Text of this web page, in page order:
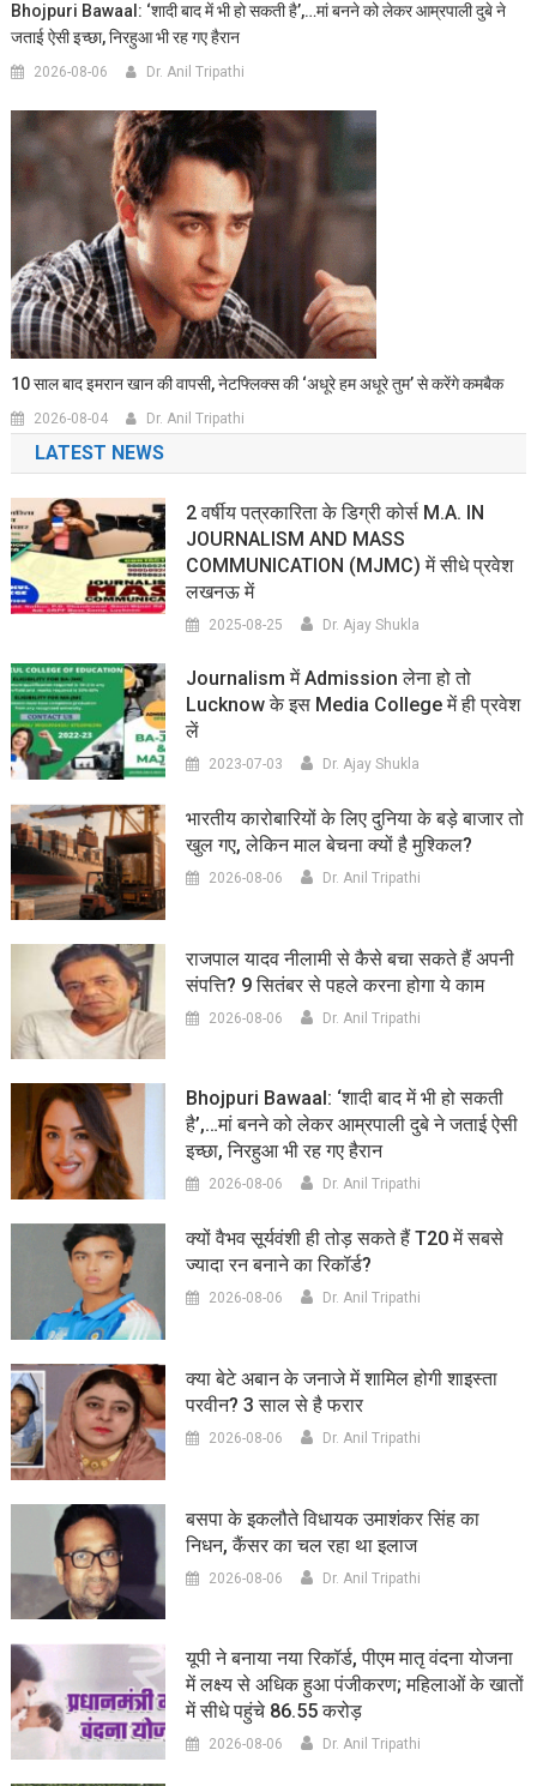
Bhojpuri Bawaal: ‘शादी बाद में भी हो सकती है’,…मां बनने को लेकर आम्रपाली दुबे ने
जताई ऐसी इच्छा, निरहुआ भी रह गए हैरान
2026-08-06 Dr. Anil Tripathi
10 साल बाद इमरान खान की वापसी, नेटफ्लिक्स की ‘अधूरे हम अधूरे तुम’ से करेंगे कमबैक
2026-08-04 Dr. Anil Tripathi
LATEST NEWS
2 वर्षीय पत्रकारिता के डिग्री कोर्स M.A. IN
JOURNALISM AND MASS
COMMUNICATION (MJMC) में सीधे प्रवेश
लखनऊ में
2025-08-25 Dr. Ajay Shukla
Journalism में Admission लेना हो तो
Lucknow के इस Media College में ही प्रवेश
लें
2023-07-03 Dr. Ajay Shukla
भारतीय कारोबारियों के लिए दुनिया के बड़े बाजार तो
खुल गए, लेकिन माल बेचना क्यों है मुश्किल?
2026-08-06 Dr. Anil Tripathi
राजपाल यादव नीलामी से कैसे बचा सकते हैं अपनी
संपत्ति? 9 सितंबर से पहले करना होगा ये काम
2026-08-06 Dr. Anil Tripathi
Bhojpuri Bawaal: ‘शादी बाद में भी हो सकती
है’,…मां बनने को लेकर आम्रपाली दुबे ने जताई ऐसी
इच्छा, निरहुआ भी रह गए हैरान
2026-08-06 Dr. Anil Tripathi
क्यों वैभव सूर्यवंशी ही तोड़ सकते हैं T20 में सबसे
ज्यादा रन बनाने का रिकॉर्ड?
2026-08-06 Dr. Anil Tripathi
क्या बेटे अबान के जनाजे में शामिल होगी शाइस्ता
परवीन? 3 साल से है फरार
2026-08-06 Dr. Anil Tripathi
बसपा के इकलौते विधायक उमाशंकर सिंह का
निधन, कैंसर का चल रहा था इलाज
2026-08-06 Dr. Anil Tripathi
यूपी ने बनाया नया रिकॉर्ड, पीएम मातृ वंदना योजना
में लक्ष्य से अधिक हुआ पंजीकरण; महिलाओं के खातों
में सीधे पहुंचे 86.55 करोड़
2026-08-06 Dr. Anil Tripathi